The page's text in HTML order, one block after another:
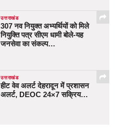
उत्तराखंड
307 नव नियुक्त अभ्यर्थियों को मिले
नियुक्ति पत्र सीएम धामी बोले-यह
जनसेवा का संकल्प…
उत्तराखंड
हीट वेव अलर्ट देहरादून में प्रशासन
अलर्ट, DEOC 24×7 सक्रिय…